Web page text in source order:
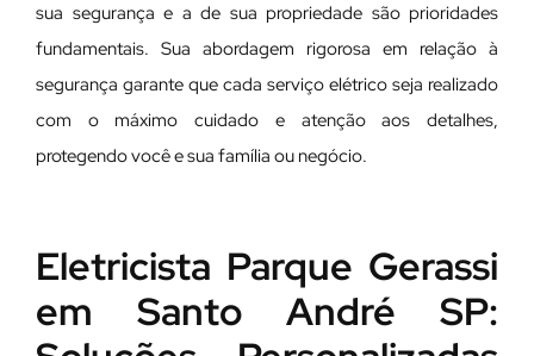
sua segurança e a de sua propriedade são prioridades
fundamentais. Sua abordagem rigorosa em relação à
segurança garante que cada serviço elétrico seja realizado
com o máximo cuidado e atenção aos detalhes,
protegendo você e sua família ou negócio.
Eletricista Parque Gerassi
em Santo André SP: